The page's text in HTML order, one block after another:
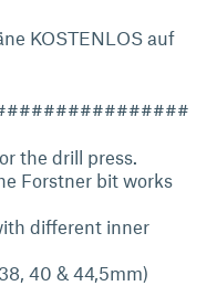
KOSTENLOS auf
the drill press.
Forstner bit works
different inner
40 & 44,5mm)